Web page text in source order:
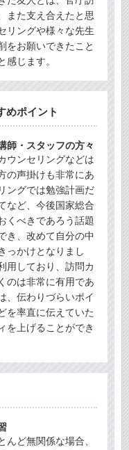
また支え合えたと思
リングや様々な先生
をお願いできたこと
感じます。
めポイント
師・スタッフの方々
ウンセリングなどは
の声掛けも非常にあ
ングでは勉強計画だ
など、今後国家総合
くべきであろう話題
き、改めて自分の中
っかけとなりまし
用しており、訪問カ
のは非常に有用であ
、伝わりづらいポイ
を率直に伝えていた
を上げることができ
ど無関係な場合、